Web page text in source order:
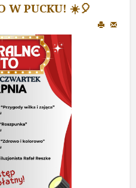
W PUCKU! ☀️🎈